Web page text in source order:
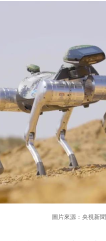
圖片來源：央視新聞